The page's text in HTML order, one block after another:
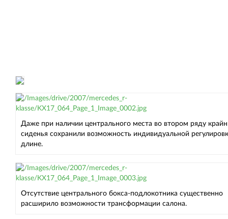
Даже при наличии центрального места во втором ряду
сиденья сохранили возможность индивидуальной
длине.
Отсутствие центрального бокса-подлокотника существенно
расширило возможности трансформации салона.